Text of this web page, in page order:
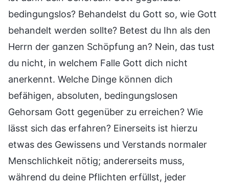
bedingungslos? Behandelst du Gott so, wie Gott
behandelt werden sollte? Betest du Ihn als den
Herrn der ganzen Schöpfung an? Nein, das tust
du nicht, in welchem Falle Gott dich nicht
anerkennt. Welche Dinge können dich
befähigen, absoluten, bedingungslosen
Gehorsam Gott gegenüber zu erreichen? Wie
lässt sich das erfahren? Einerseits ist hierzu
etwas des Gewissens und Verstands normaler
Menschlichkeit nötig; andererseits muss,
während du deine Pflichten erfüllst, jeder